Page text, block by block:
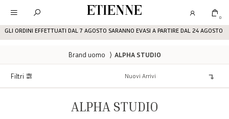
GLI ORDINI EFFETTUATI DAL 7 AGOSTO SARANNO EVASI A PARTIRE DAL 24 AGOSTO
Etienne 0
Brand uomo ⟩ ALPHA STUDIO
Filtri
ALPHA STUDIO